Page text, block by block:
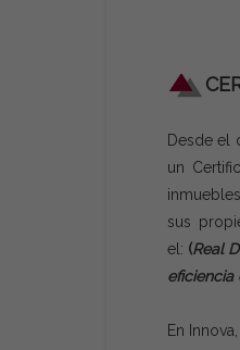
Desde el
un
sus
el: (Real
eficiencia
En